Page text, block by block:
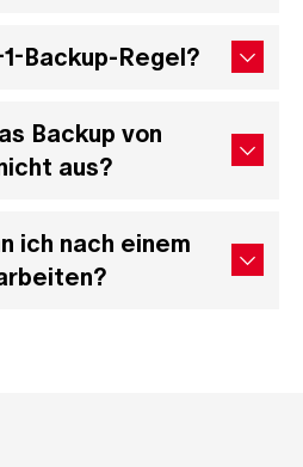
Backup-Regel?
Backup von
aus?
ich nach einem